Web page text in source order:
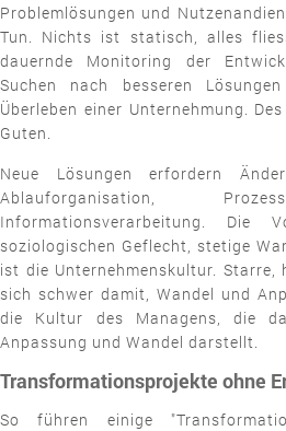
Problemlösungen und
Tun. Nichts ist statisch, alles
dauernde Monitoring der
Suchen nach besseren
Überleben einer Unternehmung.
Guten.
Neue Lösungen erfordern
Ablauforganisation,
Informationsverarbeitung. Die
soziologischen Geflecht, stetige
ist die Unternehmenskultur. Starre,
sich schwer damit, Wandel und
die Kultur des Managens, die
Anpassung und Wandel darstellt.
Transformationsprojekte ohne
So führen einige